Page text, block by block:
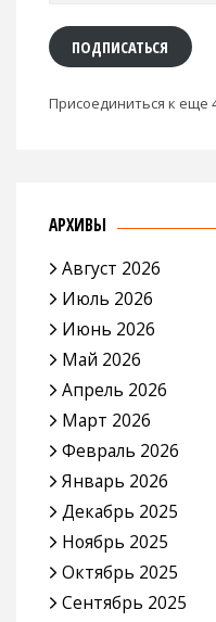
ПОДПИСАТЬСЯ
Присоединиться к еще
АРХИВЫ
Август 2026
Июль 2026
Июнь 2026
Май 2026
Апрель 2026
Март 2026
Февраль 2026
Январь 2026
Декабрь 2025
Ноябрь 2025
Октябрь 2025
Сентябрь 2025